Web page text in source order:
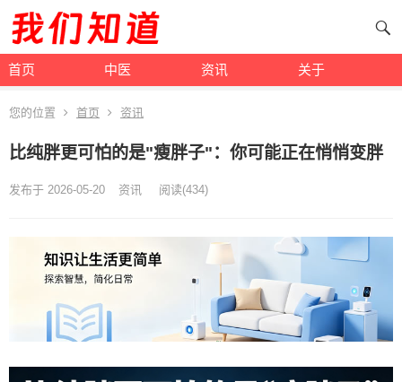
首页 中医 资讯 关于
您的位置 首页 资讯
比纯胖更可怕的是"瘦胖子"：你可能正在悄悄变胖
发布于 2026-05-20 资讯 阅读(434)